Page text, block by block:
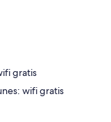
gratis
wifi gratis